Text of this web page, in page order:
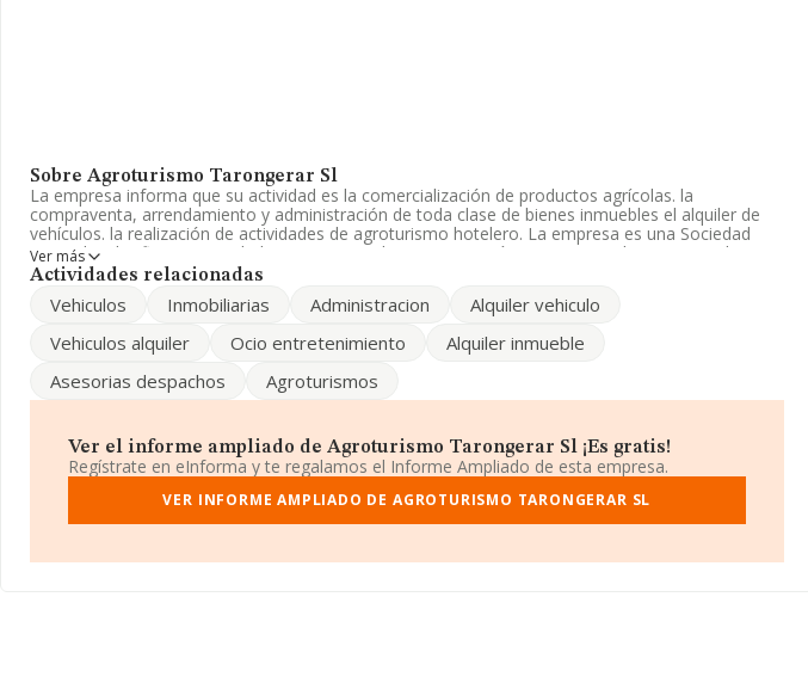
Sobre Agroturismo Tarongerar Sl
La empresa informa que su actividad es la comercialización de productos agrícolas. la
compraventa, arrendamiento y administración de toda clase de bienes inmuebles el alquiler de
vehículos. la realización de actividades de agroturismo hotelero. La empresa es una Sociedad
Limitada. Clasifica su actividad CNAE como 'Alojamientos turísticos y otros alojamientos de
corta estancia', código 5520. La sociedad no tiene actividad en mercados exteriores.
La compañía
Agroturismo Tarongerar S.L, con NIF B07899115, se encuentra en Calle Destre
nacional la facturación alcanza la cifra de 3.273 millones de euros y en 2016 la media de
facturación de ventas entre todas las compañías alcanza los 218 mil euros. Para aportar ulterior
antigüedad desde la constitución es de 12 años.
Ver más
Actividades relacionadas
Vehiculos Inmobiliarias Administracion
Alquiler vehiculo
Vehiculos alquiler
Ocio entretenimiento
Alquiler inmueble
Asesorias despachos
Agroturismos
Ver el informe ampliado de Agroturismo Tarongerar Sl ¡Es gratis!
Regístrate en eInforma y te regalamos el Informe Ampliado de esta empresa.
VER INFORME AMPLIADO DE AGROTURISMO TARONGERAR SL